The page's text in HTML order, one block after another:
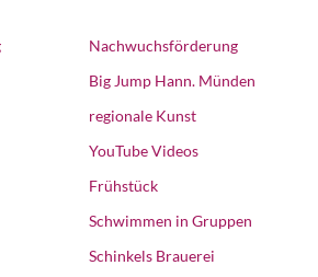
Nachwuchsförderung
Big Jump Hann. Münden
regionale Kunst
YouTube Videos
Frühstück
Schwimmen in Gruppen
Schinkels Brauerei